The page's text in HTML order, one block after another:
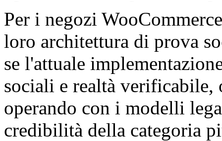
Per i negozi
loro architettura di prova
se l'attuale
sociali e realtà verificabile,
operando con i modelli
credibilità della categoria